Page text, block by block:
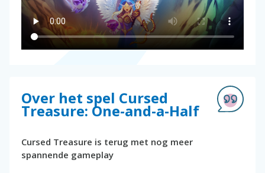
Over het spel Cursed
Treasure: One-and-a-Half
Cursed Treasure is terug met nog meer
spannende gameplay